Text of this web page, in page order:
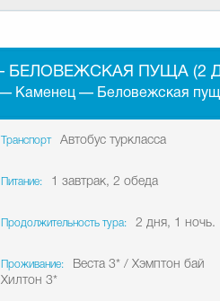
БЕЛОВЕЖСКАЯ ПУЩА (2
Каменец — Беловежская
Транспорт Автобус туркласса
Питание: 1 завтрак, 2 обеда
Продолжительность тура: 2 дня, 1 ночь.
Проживание:
Веста 3* / Хэмптон бай
Хилтон 3*